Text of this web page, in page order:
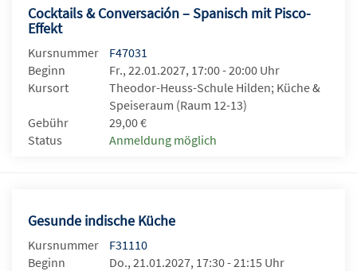
Cocktails & Conversación – Spanisch mit Pisco-
Effekt
Kursnummer
F47031
Beginn
Fr., 22.01.2027, 17:00 - 20:00 Uhr
Kursort
Theodor-Heuss-Schule Hilden; Küche &
Speiseraum (Raum 12-13)
Gebühr
29,00 €
Status
Anmeldung möglich
Gesunde indische Küche
Kursnummer
F31110
Beginn
Do., 21.01.2027, 17:30 - 21:15 Uhr